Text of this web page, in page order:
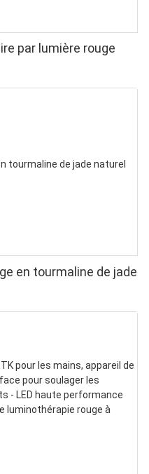
par lumière rouge
en tourmaline de jade